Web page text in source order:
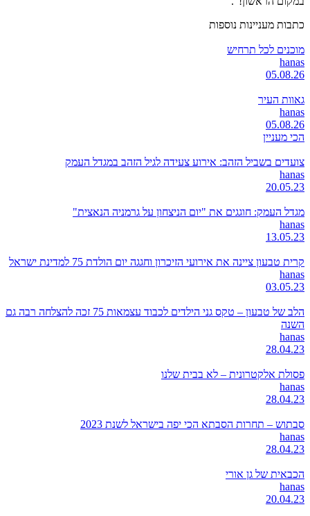
כתבות מעניינות נוספות
מוכנים לכל תרחיש
hanas
05.08.26
גאוות העיר
hanas
05.08.26
הכי מעניין
צועדים בשביל הזהב: אירוע צעידה לגיל הזהב במגדל העמק
hanas
20.05.23
מגדל העמק: חוגגים את "יום הניצחון על גרמניה הנאצית"
hanas
13.05.23
קרית טבעון ציינה את אירועי הזיכרון וחגגה יום הולדת 75 למדינת ישראל
hanas
03.05.23
הלב של טבעון – טקס גני הילדים לכבוד עצמאות 75 זכה להצלחה רבה גם
השנה
hanas
28.04.23
פסולת אלקטרונית – לא בבית שלנו
hanas
28.04.23
סבתוש – תחרות הסבתא הכי יפה בישראל לשנת 2023
hanas
28.04.23
הכבאית של גן אורי
hanas
20.04.23